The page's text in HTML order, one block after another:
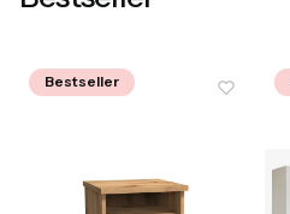
Bestseller